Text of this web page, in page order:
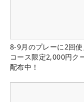
8-9月のプレーに2回使
コース限定2,000円ク
配布中！